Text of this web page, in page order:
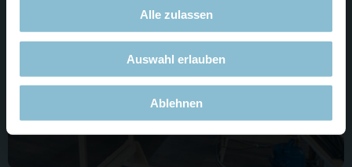
Alle zulassen
Auswahl erlauben
Ablehnen